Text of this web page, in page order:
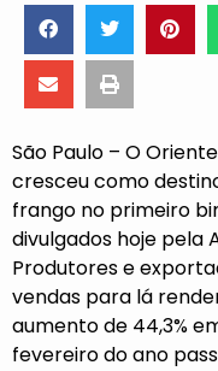
São Paulo – O
cresceu como
frango no primeiro
divulgados hoje pela
Produtores e
vendas para lá
aumento de 44,3%
fevereiro do ano